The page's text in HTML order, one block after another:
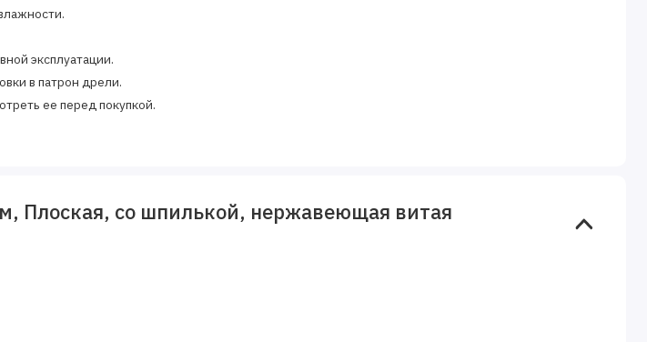
эксплуатации.
в патрон дрели.
ее перед покупкой.
Плоская, со шпилькой, нержавеющая витая